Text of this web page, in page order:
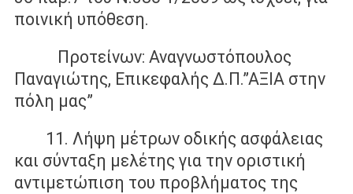
ποινική υπόθεση.
Προτείνων: Αναγνωστόπουλος
Παναγιώτης, Επικεφαλής Δ.Π.”ΑΞΙΑ στην
πόλη μας”
11. Λήψη μέτρων οδικής ασφάλειας
και σύνταξη μελέτης για την οριστική
αντιμετώπιση του προβλήματος της